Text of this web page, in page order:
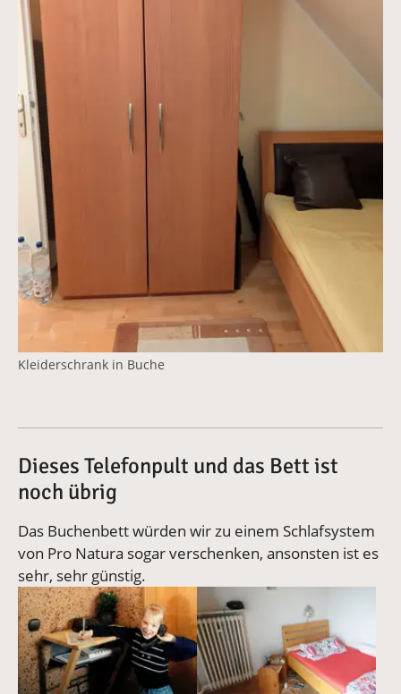
Kleiderschrank in Buche
Vergrößerte Version anzeigenVergrößerte Version
Dieses Telefonpult und das Bett ist
noch übrig
Das Buchenbett würden wir zu einem Schlafsystem
von Pro Natura sogar verschenken, ansonsten ist es
sehr, sehr günstig.